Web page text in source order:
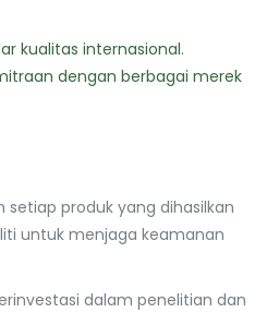
kualitas internasional.
dengan berbagai merek
produk yang dihasilkan
untuk menjaga keamanan
dalam penelitian dan